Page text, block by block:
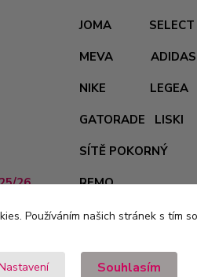
26
JOMA
SELECT
MEVA
ADIDAS
NIKE
LEGEA
GATORADE
LISKI
SÍTĚ POKORNÝ
REMO
Používáním našich stránek s tím
Souhlasím